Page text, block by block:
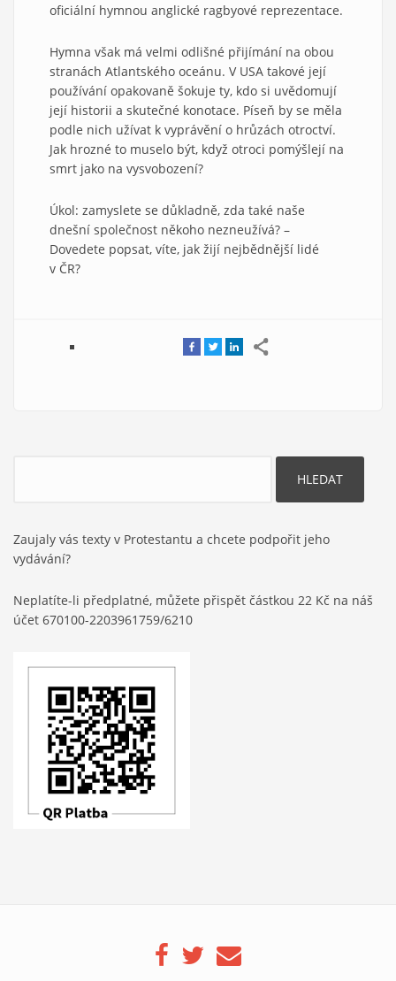
oficiální hymnou anglické ragbyové reprezentace.
Hymna však má velmi odlišné přijímání na obou
stranách Atlantského oceánu. V USA takové její
používání opakovaně šokuje ty, kdo si uvědomují
její historii a skutečné konotace. Píseň by se měla
podle nich užívat k vyprávění o hrůzách otroctví.
Jak hrozné to muselo být, když otroci pomýšlejí na
smrt jako na vysvobození?
Úkol: zamyslete se důkladně, zda také naše
dnešní společnost někoho nezneužívá? –
Dovedete popsat, víte, jak žijí nejbědnější lidé
v ČR?
Zaujaly vás texty v Protestantu a chcete podpořit jeho
vydávání?
Neplatíte-li předplatné, můžete přispět částkou 22 Kč na náš
účet 670100-2203961759/6210